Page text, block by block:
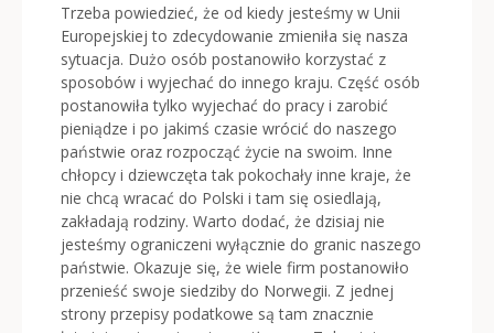
Trzeba powiedzieć, że od kiedy jesteśmy w Unii
Europejskiej to zdecydowanie zmieniła się nasza
sytuacja. Dużo osób postanowiło korzystać z
sposobów i wyjechać do innego kraju. Część osób
postanowiła tylko wyjechać do pracy i zarobić
pieniądze i po jakimś czasie wrócić do naszego
państwie oraz rozpocząć życie na swoim. Inne
chłopcy i dziewczęta tak pokochały inne kraje, że
nie chcą wracać do Polski i tam się osiedlają,
zakładają rodziny. Warto dodać, że dzisiaj nie
jesteśmy ograniczeni wyłącznie do granic naszego
państwie. Okazuje się, że wiele firm postanowiło
przenieść swoje siedziby do Norwegii. Z jednej
strony przepisy podatkowe są tam znacznie